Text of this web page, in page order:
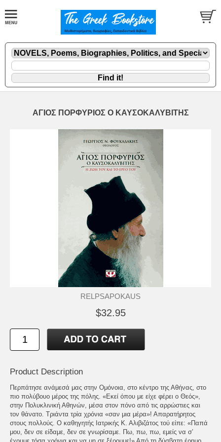
ΑΓΙΟΣ ΠΟΡΦΥΡΙΟΣ Ο ΚΑΥΣΟΚΑΛΥΒΙΤΗΣ
RELPSAPOKAUS
$32.95
Product Description
Περπάτησε ανάμεσά μας στην Ομόνοια, στο κέντρο της Αθήνας, στο
πιο πολύβουο μέρος της πόλης. «Εκεί όπου με είχε φέρει ο Θεός»,
στην Πολυκλινική Αθηνών, μέσα στον πόνο από τις αρρώστιες και
τον θάνατο. Τριάντα τρία χρόνια «σαν μια μέρα»! Απαρατήρητος
στους πολλούς. Ο καθηγητής Ιατρικής Κ. Αλιβιζάτος τού είπε: «Παπά
μου, δεν σε είδαμε, δεν σε γνωρίσαμε. Πω, πω, πω, εμείς να σ’